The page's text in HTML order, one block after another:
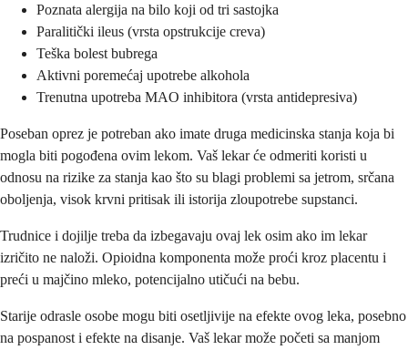
Poznata alergija na bilo koji od tri sastojka
Paralitički ileus (vrsta opstrukcije creva)
Teška bolest bubrega
Aktivni poremećaj upotrebe alkohola
Trenutna upotreba MAO inhibitora (vrsta antidepresiva)
Poseban oprez je potreban ako imate druga medicinska stanja koja bi
mogla biti pogođena ovim lekom. Vaš lekar će odmeriti koristi u
odnosu na rizike za stanja kao što su blagi problemi sa jetrom, srčana
oboljenja, visok krvni pritisak ili istorija zloupotrebe supstanci.
Trudnice i dojilje treba da izbegavaju ovaj lek osim ako im lekar
izričito ne naloži. Opioidna komponenta može proći kroz placentu i
preći u majčino mleko, potencijalno utičući na bebu.
Starije odrasle osobe mogu biti osetljivije na efekte ovog leka, posebno
na pospanost i efekte na disanje. Vaš lekar može početi sa manjom